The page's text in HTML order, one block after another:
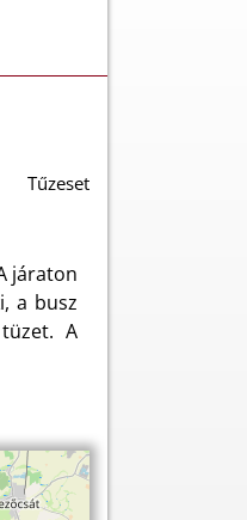
Tűzeset
járaton
a busz
A